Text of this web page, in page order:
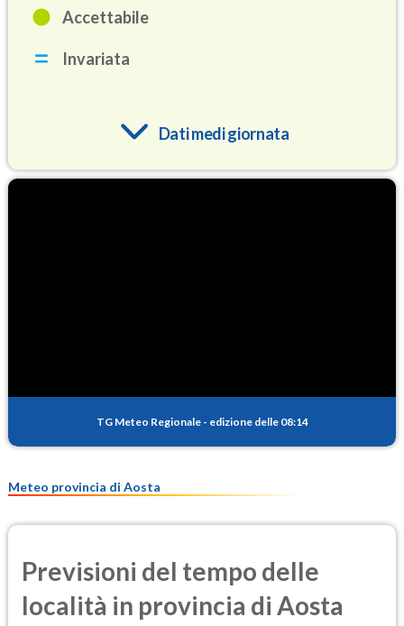
Accettabile
Invariata
Dati medi giornata
PM25
TG Meteo Regionale - edizione delle 08:14
Meteo provincia di Aosta
Previsioni del tempo delle
località in provincia di Aosta